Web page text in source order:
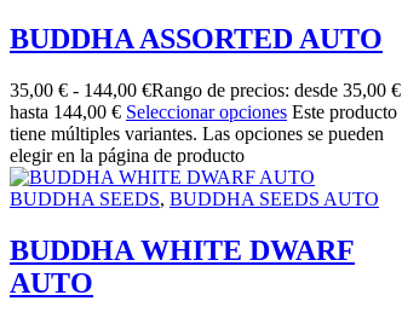
BUDDHA ASSORTED AUTO
35,00 € - 144,00 €Rango de precios: desde 35,00 €
hasta 144,00 € Seleccionar opciones Este producto
tiene múltiples variantes. Las opciones se pueden
elegir en la página de producto
BUDDHA SEEDS, BUDDHA SEEDS AUTO
BUDDHA WHITE DWARF
AUTO